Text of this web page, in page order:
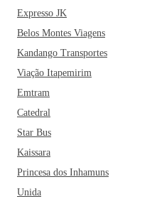
Expresso JK
Belos Montes Viagens
Kandango Transportes
Viação Itapemirim
Emtram
Catedral
Star Bus
Kaissara
Princesa dos Inhamuns
Unida